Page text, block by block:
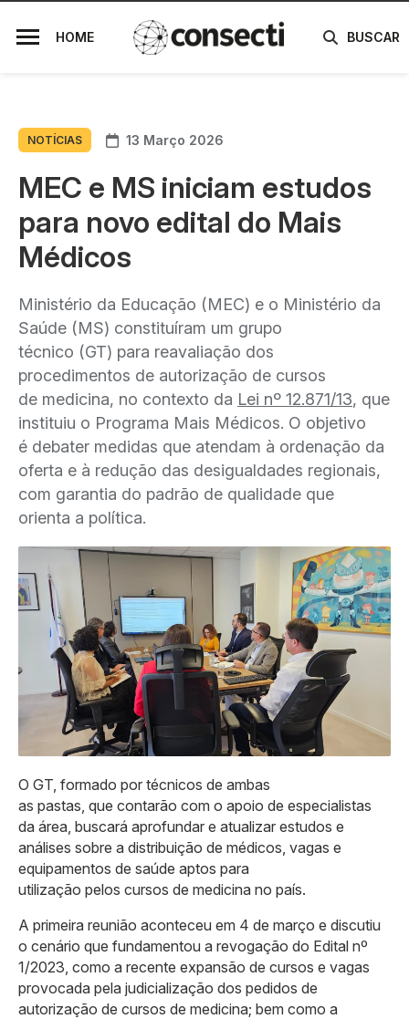
HOME BUSCAR
NOTÍCIAS 13 Março 2026
MEC e MS iniciam estudos
para novo edital do Mais
Médicos
Ministério da Educação (MEC) e o Ministério da
Saúde (MS) constituíram um grupo
técnico (GT) para reavaliação dos
procedimentos de autorização de cursos
de medicina, no contexto da Lei nº 12.871/13, que
instituiu o Programa Mais Médicos. O objetivo
é debater medidas que atendam à ordenação da
oferta e à redução das desigualdades regionais,
com garantia do padrão de qualidade que
orienta a política.
O GT, formado por técnicos de ambas
as pastas, que contarão com o apoio de especialistas
da área, buscará aprofundar e atualizar estudos e
análises sobre a distribuição de médicos, vagas e
equipamentos de saúde aptos para
utilização pelos cursos de medicina no país.
A primeira reunião aconteceu em 4 de março e discutiu
o cenário que fundamentou a revogação do Edital nº
1/2023, como a recente expansão de cursos e vagas
provocada pela judicialização dos pedidos de
autorização de cursos de medicina; bem como a